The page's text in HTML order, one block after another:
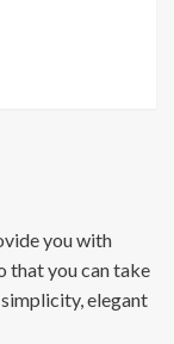
you with
that you can take
elegant